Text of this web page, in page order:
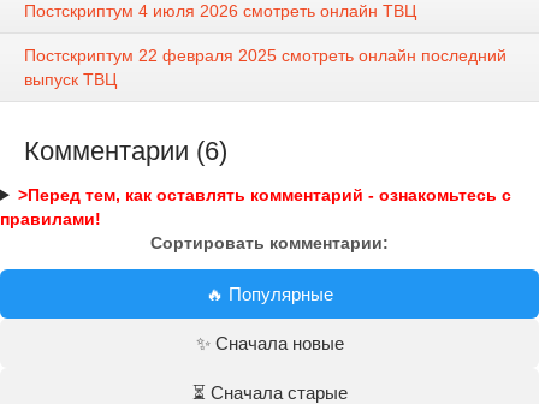
Постскриптум 4 июля 2026 смотреть онлайн ТВЦ
Постскриптум 22 февраля 2025 смотреть онлайн последний
выпуск ТВЦ
Комментарии (6)
>Перед тем, как оставлять комментарий - ознакомьтесь с
правилами!
Сортировать комментарии:
🔥 Популярные
✨ Сначала новые
⏳ Сначала старые